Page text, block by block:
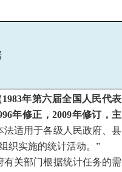
年第六届全国人民代表
年修正，2009年修订，主
法适用于各级人民政府、县
织实施的统计活动。”
有关部门根据统计任务的需